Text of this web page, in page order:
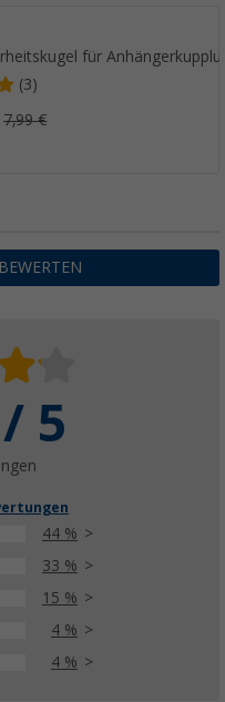
für
(3)
7,99 €
5
44 %
33 %
15 %
4 %
4 %